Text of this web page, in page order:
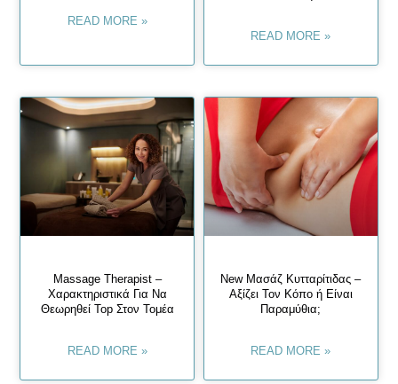
READ MORE »
READ MORE »
Massage Therapist –
Χαρακτηριστικά Για Να
Θεωρηθεί Top Στον Τομέα
READ MORE »
New Μασάζ Κυτταρίτιδας –
Αξίζει Τον Κόπο ή Είναι
Παραμύθια;
READ MORE »